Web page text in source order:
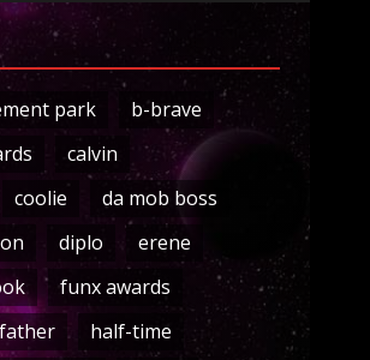
park
b-brave
calvin
coolie
da mob boss
diplo
erene
funx awards
half-time